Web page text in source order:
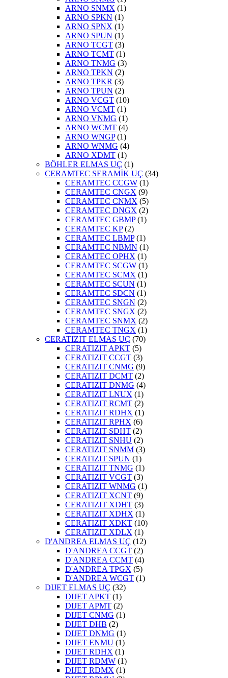
ARNO SNMX (1)
ARNO SPKN (1)
ARNO SPNX (1)
ARNO SPUN (1)
ARNO TCGT (3)
ARNO TCMT (1)
ARNO TNMG (3)
ARNO TPKN (2)
ARNO TPKR (3)
ARNO TPUN (2)
ARNO VCGT (10)
ARNO VCMT (1)
ARNO VNMG (1)
ARNO WCMT (4)
ARNO WNGP(1)
ARNO WNMG (4)
ARNO XDMT (1)
BÖHLER ELMAS UÇ (1)
CERAMTEC SERAMİK UÇ (34)
CERAMTEC CCGW (1)
CERAMTEC CNGX (9)
CERAMTEC CNMX (5)
CERAMTEC DNGX (2)
CERAMTEC GBMP(1)
CERAMTEC KP(2)
CERAMTEC LBMP(1)
CERAMTEC NBMN (1)
CERAMTEC OPHX (1)
CERAMTEC SCGW (1)
CERAMTEC SCMX (1)
CERAMTEC SCUN (1)
CERAMTEC SDCN (1)
CERAMTEC SNGN (2)
CERAMTEC SNGX (2)
CERAMTEC SNMX (2)
CERAMTEC TNGX (1)
CERATIZIT ELMAS UÇ (70)
CERATIZIT APKT (5)
CERATIZIT CCGT (3)
CERATIZIT CNMG (9)
CERATIZIT DCMT (2)
CERATIZIT DNMG (4)
CERATIZIT LNUX (1)
CERATIZIT RCMT (2)
CERATIZIT RDHX (1)
CERATIZIT RPHX (6)
CERATIZIT SDHT (2)
CERATIZIT SNHU (2)
CERATIZIT SNMM (3)
CERATIZIT SPUN (1)
CERATIZIT TNMG (1)
CERATIZIT VCGT (3)
CERATIZIT WNMG (1)
CERATIZIT XCNT (9)
CERATIZIT XDHT (3)
CERATIZIT XDHX (1)
CERATIZIT XDKT (10)
CERATIZIT XDLX (1)
D'ANDREA ELMAS UÇ (12)
D'ANDREA CCGT (2)
D'ANDREA CCMT (4)
D'ANDREA TPGX (5)
D'ANDREA WCGT (1)
DIJET ELMAS UÇ (32)
DIJET APKT (1)
DIJET APMT (2)
DIJET CNMG (1)
DIJET DHB (2)
DIJET DNMG (1)
DIJET ENMU (1)
DIJET RDHX (1)
DIJET RDMW (1)
DIJET RDMX (1)